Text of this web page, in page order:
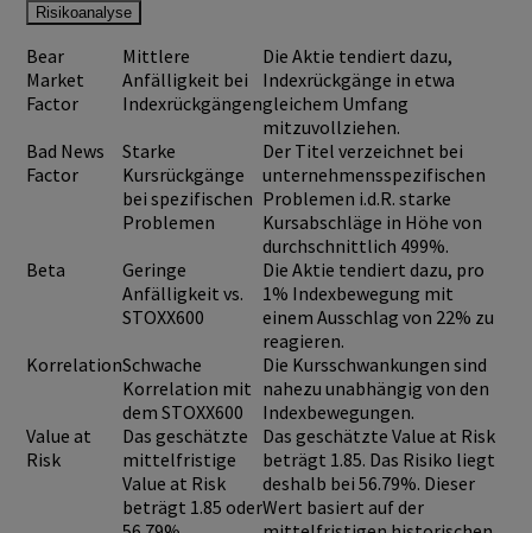
Risikoanalyse
Bear
Market
Factor
Mittlere
Anfälligkeit bei
Indexrückgängen
Die Aktie tendiert dazu,
Indexrückgänge in etwa
gleichem Umfang
mitzuvollziehen.
Bad News
Factor
Starke
Kursrückgänge
bei spezifischen
Problemen
Der Titel verzeichnet bei
unternehmensspezifischen
Problemen i.d.R. starke
Kursabschläge in Höhe von
durchschnittlich 499%.
Beta
Geringe
Anfälligkeit vs.
STOXX600
Die Aktie tendiert dazu, pro
1% Indexbewegung mit
einem Ausschlag von 22% zu
reagieren.
KorrelationSchwache
Korrelation mit
dem STOXX600
Die Kursschwankungen sind
nahezu unabhängig von den
Indexbewegungen.
Value at
Risk
Das geschätzte
mittelfristige
Value at Risk
beträgt 1.85 oder
Das geschätzte Value at Risk
beträgt 1.85. Das Risiko liegt
deshalb bei 56.79%. Dieser
Wert basiert auf der